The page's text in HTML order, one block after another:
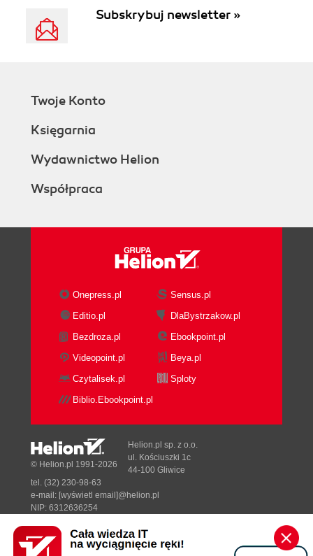
Subskrybuj newsletter »
Twoje Konto
Księgarnia
Wydawnictwo Helion
Współpraca
Onepress.pl
Sensus.pl
Editio.pl
DlaBystrzakow.pl
Bezdroza.pl
Ebookpoint.pl
Videopoint.pl
Beya.pl
Czytalisek.pl
Sploty
Biblio.Ebookpoint.pl
Designed with ♥ byTonik.pl
© Helion.pl 1991-2026
Helion.pl sp. z o.o.
ul. Kościuszki 1c
44-100 Gliwice
tel. (32) 230-98-63
e-mail: [wyświetl email]@helion.pl
NIP: 6312636254